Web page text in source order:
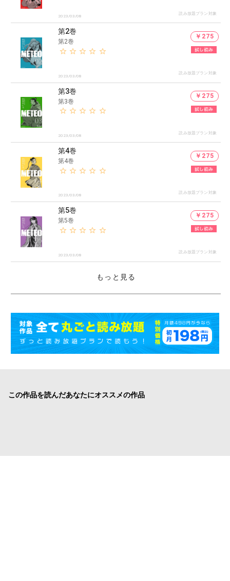
2023/03/08
読み放題プラン対象
第2巻
第2巻
2023/03/08
￥275
読み放題プラン対象
第3巻
第3巻
2023/03/08
￥275
読み放題プラン対象
第4巻
第4巻
2023/03/08
￥275
読み放題プラン対象
第5巻
第5巻
2023/03/08
￥275
読み放題プラン対象
もっと見る
この作品を読んだあなたにオススメの作品